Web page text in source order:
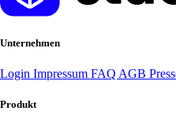
Unternehmen
Login Impressum FAQ AGB
Produkt